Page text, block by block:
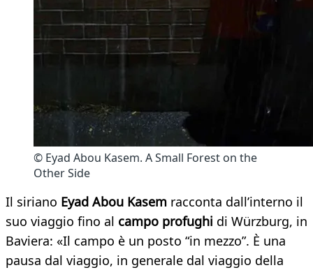
© Eyad Abou Kasem. A Small Forest on the
Other Side
Il siriano Eyad Abou Kasem racconta dall’interno il
suo viaggio fino al campo profughi di Würzburg, in
Baviera: «Il campo è un posto “in mezzo”. È una
pausa dal viaggio, in generale dal viaggio della